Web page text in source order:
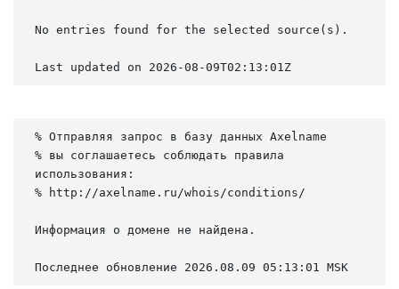
No entries found for the selected source(s).
Last updated on 2026-08-09T02:13:01Z
% Отправляя запрос в базу данных Axelname
% вы соглашаетесь соблюдать правила
использования:
% http://axelname.ru/whois/conditions/
Информация о домене не найдена.
Последнее обновление 2026.08.09 05:13:01 MSK